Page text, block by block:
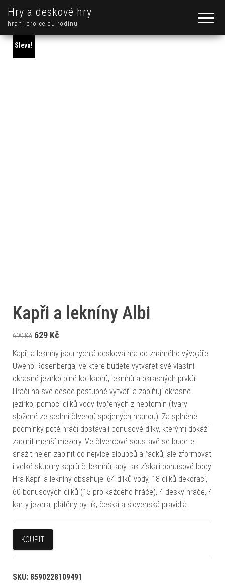
Hry a deskové hry
hraní pro celou rodinu
Sleva!
Kapři a lekníny Albi
699Kč Původní cena byla: 699 Kč.
629 Kč
Kapři a lekníny jsou rychlá desková hra od známého vývojáře
Uweho Rosenberga, ve které budete vytvářet své vlastní
okrasné jezírko plné koi kaprů, leknínů a okrasných prvků.
Hráči na své desce postupně vytváří a zaplňují okrasné
jezírko, pomocí dílků vody tvořených z heptomin (tvary
složené ze sedmi čtverců spojených hranou). Za splněné
podmínky poté hráči dostávají bonusové dílky, kterými dokáží
zaplnit menší mezery. Ve čtvercové soustavě se budete
snažit nejen zaplnit co nejvíce sloupců a řádků, ale zformovat
i velké skupiny kaprů či leknínů, aby tak získali bonusové body.
Hra Kapři a lekníny obsahuje: 64 dílků vody, 18 dílků dekorací,
60 bonusových dílků (15 pro každého hráče), 4 desky hráče, 4
karty jezera, plátěný pytlík, česká a slovenská pravidla.
KOUPIT
SKU: 8590228109491